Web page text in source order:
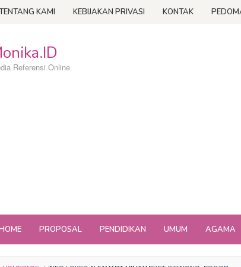
KAMI KEBIJAKAN PRIVASI KONTAK
Referensi Online
PROPOSAL PENDIDIKAN UMUM AGAMA